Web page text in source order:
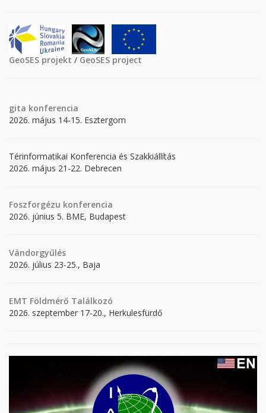
GeoSES projekt / GeoSES project
gita konferencia
2026. május 14-15. Esztergom
Térinformatikai Konferencia és Szakkiállítás
2026. május 21-22. Debrecen
Foszforgézu konferencia
2026. június 5. BME, Budapest
Vándorgyűlés
2026. július 23-25., Baja
EMT Földmérő Találkozó
2026. szeptember 17-20., Herkulesfürdő